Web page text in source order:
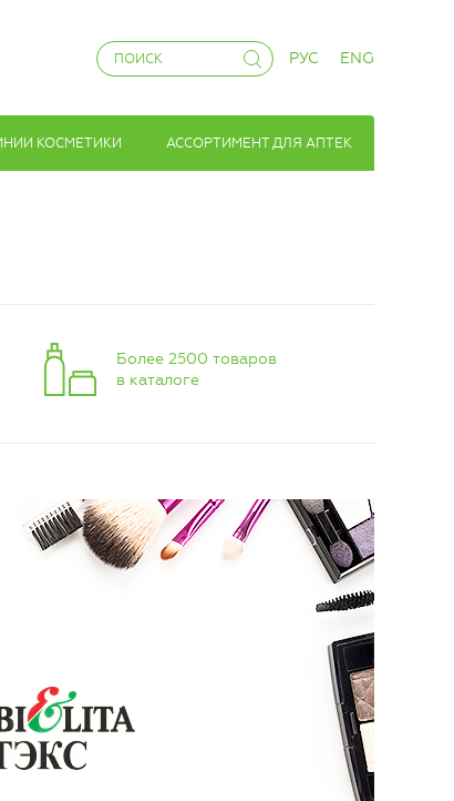
РУС ENG
КОСМЕТИКИ АССОРТИМЕНТ ДЛЯ АПТЕК
Более 2500 товаров
в каталоге